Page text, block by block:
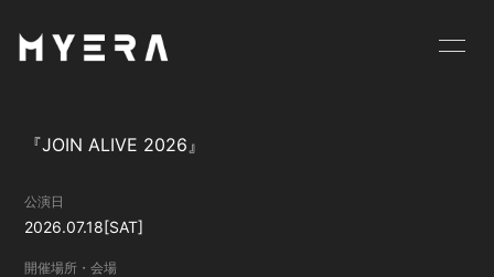
SCHEDULE
VIDEO
GOODS
『JOIN ALIVE 2026』
公演日
2026.07.18[SAT]
開催場所・会場